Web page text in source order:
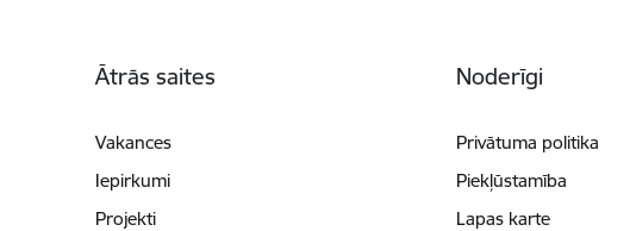
Ātrās saites
Vakances
Iepirkumi
Projekti
Noderīgi
Privātuma politika
Piekļūstamība
Lapas karte